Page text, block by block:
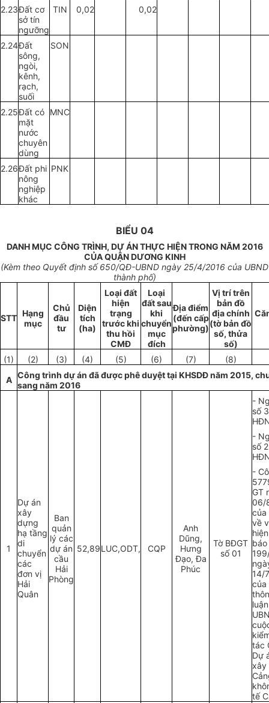
2.23Đất cơ
sởtín
ngưỡng
TIN 0,02 0,02
2.24Đất
sông,
ngòi,
kênh,
rạch,
suối
SON
2.25Đất có
mặt
nước
chuyên
dùng
MNC
2.26Đất phi
nông
nghiệp
khác
PNK
BIỂU 04
DANH MỤC CÔNG TRÌNH, DỰ ÁN THỰC HIỆN TRONG NĂM 2016
CỦA QUẬN DƯƠNG KINH
(Kèm theo Quyết định số 650/QĐ-UBND ngày 25/4/2016 của UBND
thành phố)
STT Hạng
mục
Chủ
đầu
tư
Diện
tích
(ha)
Loại đất
hiện
trạng
trước khi
thu hồi
CMĐ
Loại
đất sau
khi
chuyển
mục
đích
Địa điểm
(đến cấp
phường)
Vị trí trên
bản đồ
địa chính
(tờ bản đồ
số, thửa
số)
(1) (2) (3) (4) (5) (6) (7)
(8)
A Công trình dự án đã được phê duyệt tại KHSDĐ năm 2015,
sang năm 2016
1
Dự án
xây
dựng
hạ tầng
di
chuyển
các
đơn vị
Hải
Quân
Ban
quản
lý các
dự án
cầu
Hải
Phòng
52,89LUC,ODT, CQP
Anh
Dũng,
Hưng
Đạo, Đa
Phúc
Tờ BĐGT
số 01
-
số
-
số
-
GT
06/
của
về
báo
14/
của
tác
Dự
xây
tế